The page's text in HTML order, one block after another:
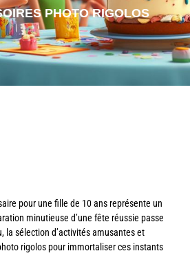
PHOTO RIGOLOS
pour une fille de 10 ans représente un
minutieuse d’une fête réussie passe
la sélection d’activités amusantes et
rigolos pour immortaliser ces instants